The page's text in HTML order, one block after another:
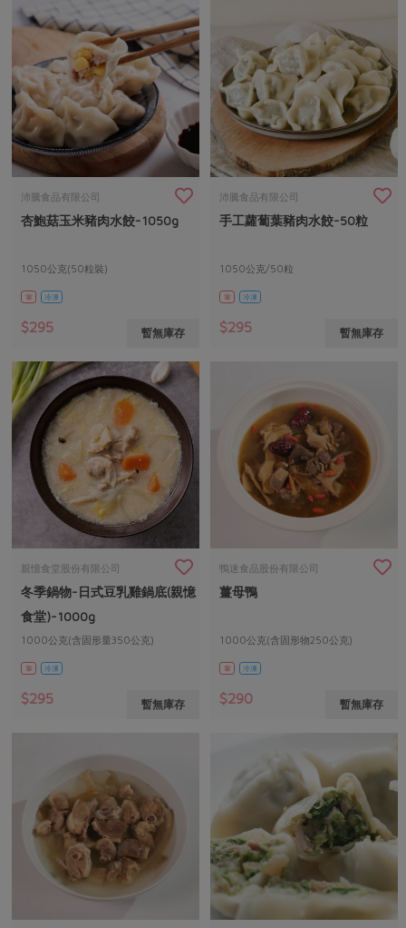
沛騰食品有限公司
杏鮑菇玉米豬肉水餃-1050g
1050公克(50粒裝)
葷 冷凍
$295 暫無庫存
沛騰食品有限公司
手工蘿蔔葉豬肉水餃-50粒
1050公克/50粒
葷 冷凍
$295 暫無庫存
親憶食堂股份有限公司
冬季鍋物-日式豆乳雞鍋底(親憶
食堂)-1000g
1000公克(含固形量350公克)
葷 冷凍
$295 暫無庫存
鴨迷食品股份有限公司
薑母鴨
1000公克(含固形物250公克)
葷 冷凍
$290 暫無庫存